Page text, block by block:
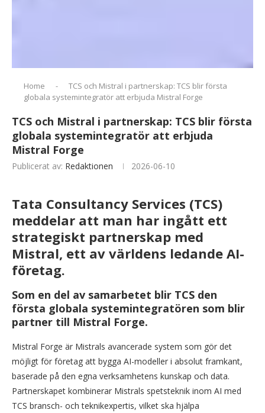
Home -
TCS och Mistral i partnerskap: TCS blir första
globala systemintegratör att erbjuda Mistral Forge
TCS och Mistral i partnerskap: TCS blir första
globala systemintegratör att erbjuda
Mistral Forge
Publicerat av: Redaktionen 2026-06-10
Tata Consultancy Services (TCS)
meddelar att man har ingått ett
strategiskt partnerskap med
Mistral, ett av världens ledande AI-
företag.
Som en del av samarbetet blir TCS den
första globala systemintegratören som blir
partner till Mistral Forge.
Mistral Forge är Mistrals avancerade system som gör det
möjligt för företag att bygga AI-modeller i absolut framkant,
baserade på den egna verksamhetens kunskap och data.
Partnerskapet kombinerar Mistrals spetsteknik inom AI med
TCS bransch- och teknikexpertis, vilket ska hjälpa